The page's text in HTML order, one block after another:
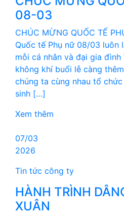
08-03
CHÚC MỪNG QUỐC TẾ
Quốc tế Phụ nữ 08/03
mỗi cá nhân và đại gia
không khí buổi lễ càng
chúng ta cùng nhau tổ
sinh […]
Xem thêm
07/03
2026
Tin tức công ty
HÀNH TRÌNH
XUÂN